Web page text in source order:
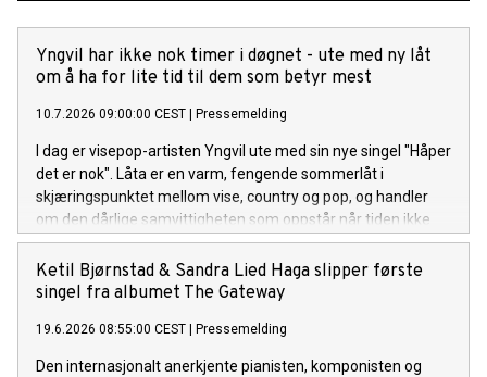
Yngvil har ikke nok timer i døgnet - ute med ny låt
om å ha for lite tid til dem som betyr mest
10.7.2026 09:00:00 CEST Pressemelding
I dag er visepop-artisten Yngvil ute med sin nye singel "Håper
det er nok". Låta er en varm, fengende sommerlåt i
skjæringspunktet mellom vise, country og pop, og handler
om den dårlige samvittigheten som oppstår når tiden ikke
strekker til for menneskene man er glad i. Lytt til "Håper det
er nok" her.
Ketil Bjørnstad & Sandra Lied Haga slipper første
singel fra albumet The Gateway
19.6.2026 08:55:00 CEST Pressemelding
Den internasjonalt anerkjente pianisten, komponisten og